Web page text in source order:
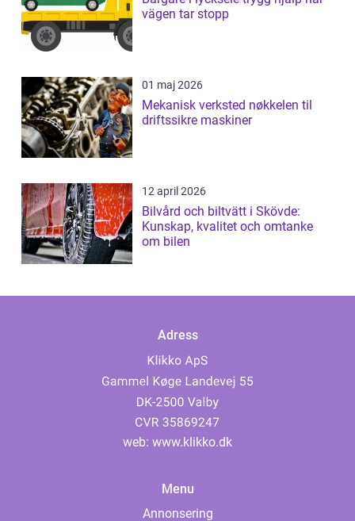
vägen tar stopp
01 maj 2026
Mekanisk verksted nøkkelen til
driftssikre maskiner
12 april 2026
Bilvård och biltvätt i Skövde:
Kunskap, kvalitet och omtanke
om bilen
Adress
web: www.klikko.dk
Menu
Annonsering